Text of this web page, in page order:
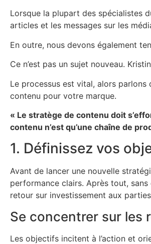
Lorsque la plupart des spécialistes
articles et les messages sur les
En outre, nous devons également
Ce n’est pas un sujet nouveau.
Le processus est vital, alors
contenu pour votre marque.
« Le stratège de contenu doit
contenu n’est qu’une chaîne de
1. Définissez vos
Avant de lancer une nouvelle
performance clairs. Après tout,
retour sur investissement aux
Se concentrer sur les
Les objectifs incitent à l’action et